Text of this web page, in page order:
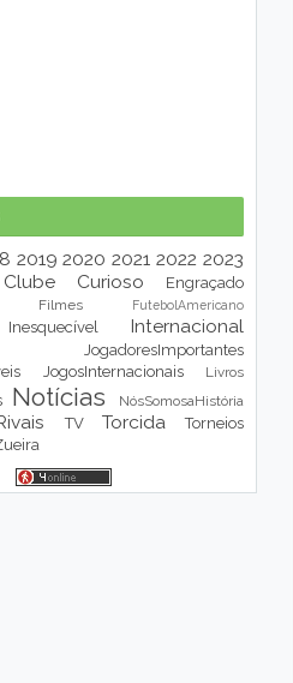
2019 2020 2021 2022 2023
Clube Curioso
Engraçado
Filmes FutebolAmericano
Inesquecível
Internacional
JogadoresImportantes
JogosInternacionais Livros
Notícias NósSomosaHistória
TV Torcida
Torneios